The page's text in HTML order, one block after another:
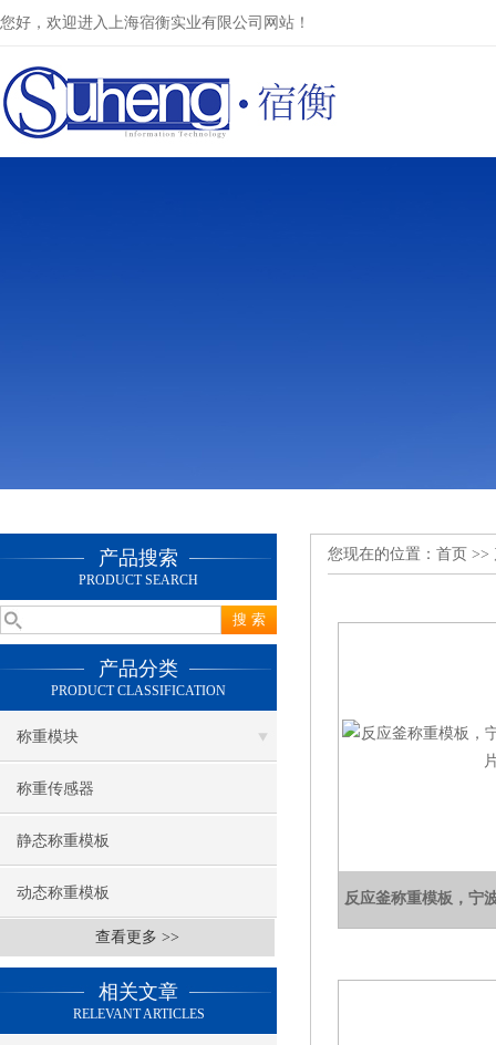
您好，欢迎进入上海宿衡实业有限公司网站！
产品搜索
PRODUCT SEARCH
产品分类
PRODUCT CLASSIFICATION
称重模块
称重传感器
静态称重模板
动态称重模板
查看更多 >>
相关文章
RELEVANT ARTICLES
您现在的位置： 首页 >>
反应釜称重模板，宁